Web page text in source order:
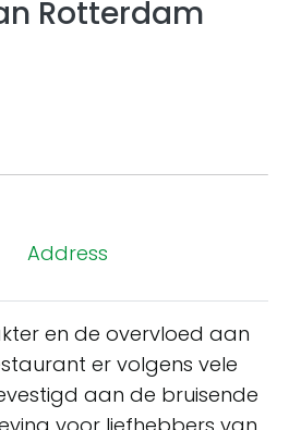
Rotterdam
Address
en de overvloed aan
er volgens vele
aan de bruisende